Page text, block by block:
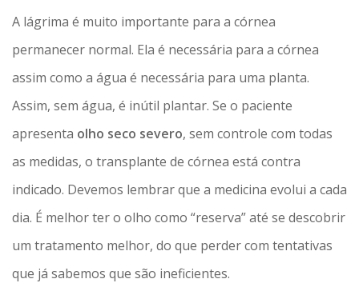
A lágrima é muito importante para a córnea
permanecer normal. Ela é necessária para a córnea
assim como a água é necessária para uma planta.
Assim, sem água, é inútil plantar. Se o paciente
apresenta olho seco severo, sem controle com todas
as medidas, o transplante de córnea está contra
indicado. Devemos lembrar que a medicina evolui a cada
dia. É melhor ter o olho como “reserva” até se descobrir
um tratamento melhor, do que perder com tentativas
que já sabemos que são ineficientes.